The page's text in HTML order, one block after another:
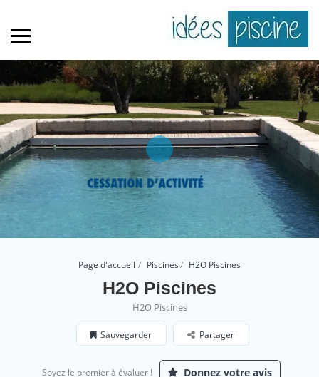
Page d'accueil Piscines H2O Piscines
H2O Piscines
H2O Piscines
Sauvegarder Partager
Soyez le premier à évaluer ! Donnez votre avis